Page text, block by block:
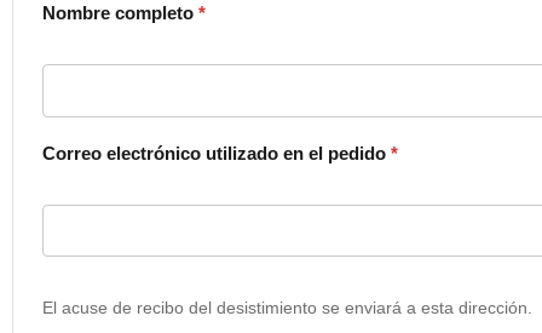
Nombre completo *
Correo electrónico utilizado en el pedido *
El acuse de recibo del desistimiento se enviará a esta dirección.